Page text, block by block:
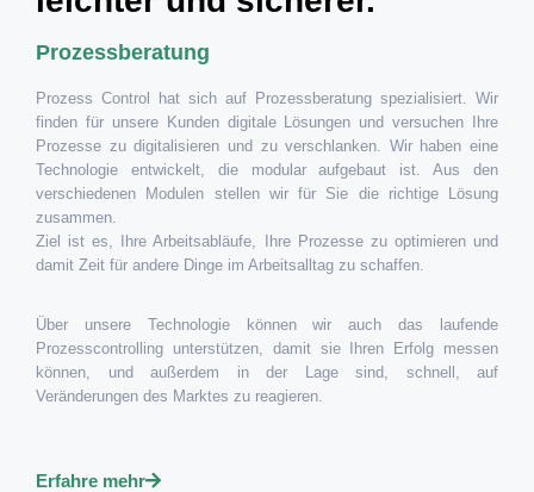
Prozessberatung
Prozess Control hat sich auf Prozessberatung spezialisiert. Wir
finden für unsere Kunden digitale Lösungen und versuchen Ihre
Prozesse zu digitalisieren und zu verschlanken. Wir haben eine
Technologie entwickelt, die modular aufgebaut ist. Aus den
verschiedenen Modulen stellen wir für Sie die richtige Lösung
zusammen.
Ziel ist es, Ihre Arbeitsabläufe, Ihre Prozesse zu optimieren und
damit Zeit für andere Dinge im Arbeitsalltag zu schaffen.
Über unsere Technologie können wir auch das laufende
Prozesscontrolling unterstützen, damit sie Ihren Erfolg messen
können, und außerdem in der Lage sind, schnell, auf
Veränderungen des Marktes zu reagieren.
Erfahre mehr